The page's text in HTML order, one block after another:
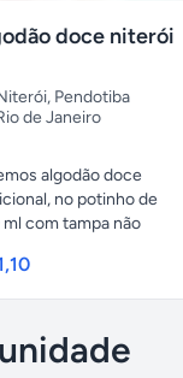
doce niterói
, Pendotiba
de Janeiro
algodão doce
no potinho de
com tampa não